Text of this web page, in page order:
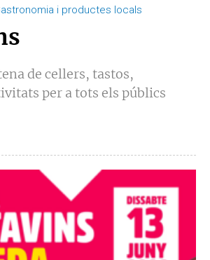
i productes locals
de cellers, tastos,
per a tots els públics